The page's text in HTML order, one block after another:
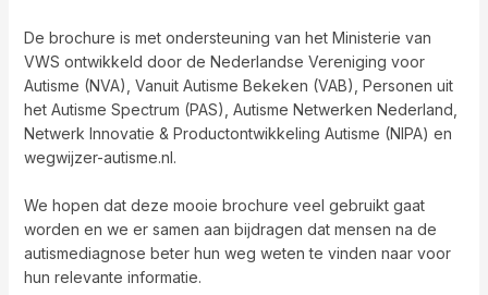
De brochure is met ondersteuning van het Ministerie van
VWS ontwikkeld door de Nederlandse Vereniging voor
Autisme (NVA), Vanuit Autisme Bekeken (VAB), Personen uit
het Autisme Spectrum (PAS), Autisme Netwerken Nederland,
Netwerk Innovatie & Productontwikkeling Autisme (NIPA) en
wegwijzer-autisme.nl.
We hopen dat deze mooie brochure veel gebruikt gaat
worden en we er samen aan bijdragen dat mensen na de
autismediagnose beter hun weg weten te vinden naar voor
hun relevante informatie.